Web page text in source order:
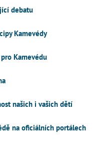
debatu
Kamevédy
Kamevédu
našich i vašich dětí
na oficiálních portálech